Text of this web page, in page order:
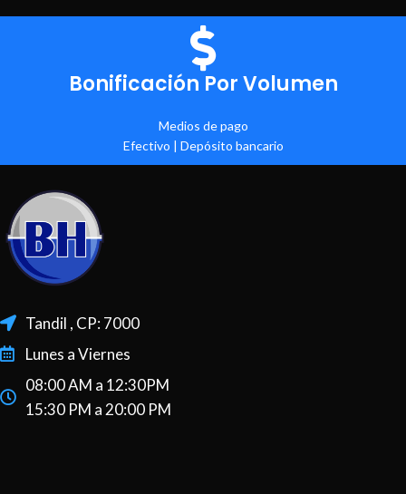
Bonificación Por Volumen
Medios de pago
Efectivo | Depósito bancario
Tandil , CP: 7000
Lunes a Viernes
08:00 AM a 12:30PM
15:30 PM a 20:00 PM